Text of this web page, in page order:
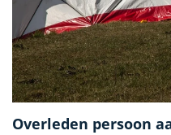
Overleden persoon